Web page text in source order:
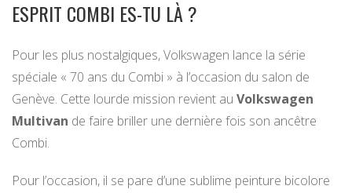
ESPRIT COMBI ES-TU LÀ ?
Pour les plus nostalgiques, Volkswagen lance la série
spéciale « 70 ans du Combi » à l’occasion du salon de
Genève. Cette lourde mission revient au Volkswagen
Multivan de faire briller une dernière fois son ancêtre
Combi.
Pour l’occasion, il se pare d’une sublime peinture bicolore